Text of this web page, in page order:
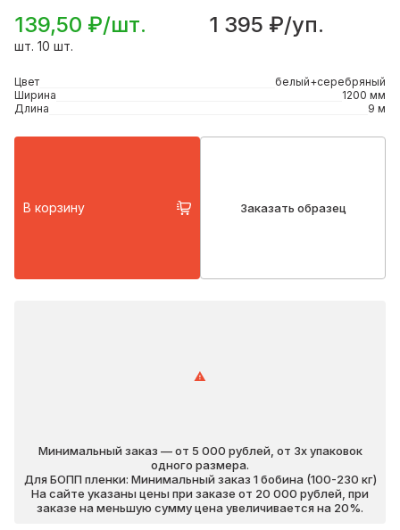
139,50 ₽/шт. 1 395 ₽/уп.
шт. 10 шт.
Цвет
белый+серебряный
Ширина
1200 мм
Длина
9 м
В корзину Заказать образец
Минимальный заказ — от 5 000 рублей, от 3х упаковок
одного размера.
Для БОПП пленки: Минимальный заказ 1 бобина (100-230 кг)
На сайте указаны цены при заказе от 20 000 рублей, при
заказе на меньшую сумму цена увеличивается на 20%.